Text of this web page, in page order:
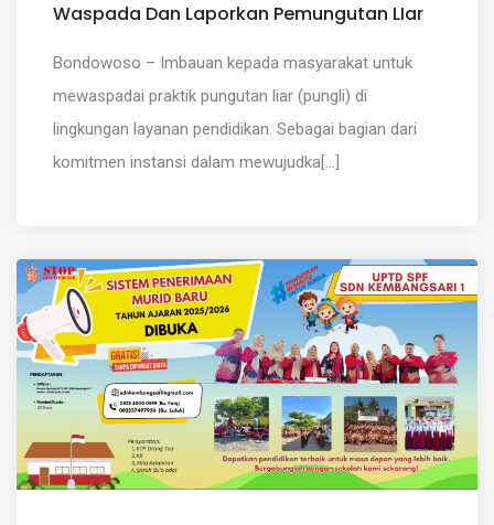
Waspada Dan Laporkan Pemungutan LIar
Bondowoso – Imbauan kepada masyarakat untuk
mewaspadai praktik pungutan liar (pungli) di
lingkungan layanan pendidikan. Sebagai bagian dari
komitmen instansi dalam mewujudka[...]